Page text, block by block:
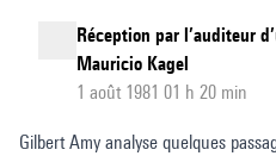
Réception par l’auditeur
Mauricio Kagel
1 août 1981 01 h 20 min
Gilbert Amy analyse quelques